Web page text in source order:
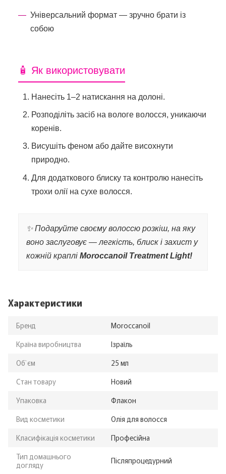
Універсальний формат — зручно брати із
собою
🧴 Як використовувати
Нанесіть 1–2 натискання на долоні.
Розподіліть засіб на вологе волосся, уникаючи
коренів.
Висушіть феном або дайте висохнути
природно.
Для додаткового блиску та контролю нанесіть
трохи олії на сухе волосся.
✨ Подаруйте своєму волоссю розкіш, на яку
воно заслуговує — легкість, блиск і захист у
кожній краплі Moroccanoil Treatment Light!
Характеристики
Бренд
Moroccanoil
Країна виробництва
Ізраїль
Об`єм
25 мл
Стан товару
Новий
Упаковка
Флакон
Вид косметики
Олія для волосся
Класифікація косметики
Професійна
Тип домашнього
догляду
Післяпроцедурний